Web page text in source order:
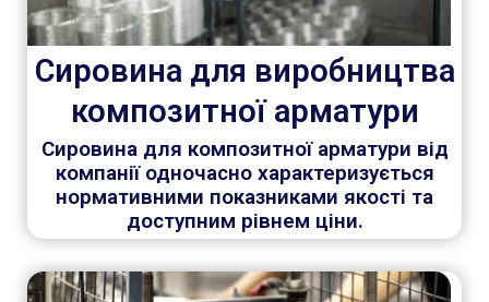
Сировина для виробництва
композитної арматури
Сировина для композитної арматури від
компанії одночасно характеризується
нормативними показниками якості та
доступним рівнем ціни.